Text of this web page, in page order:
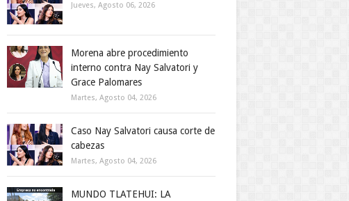
Jueves, Agosto 06, 2026
Morena abre procedimiento
interno contra Nay Salvatori y
Grace Palomares
Martes, Agosto 04, 2026
Caso Nay Salvatori causa corte de
cabezas
Martes, Agosto 04, 2026
MUNDO TLATEHUI: LA